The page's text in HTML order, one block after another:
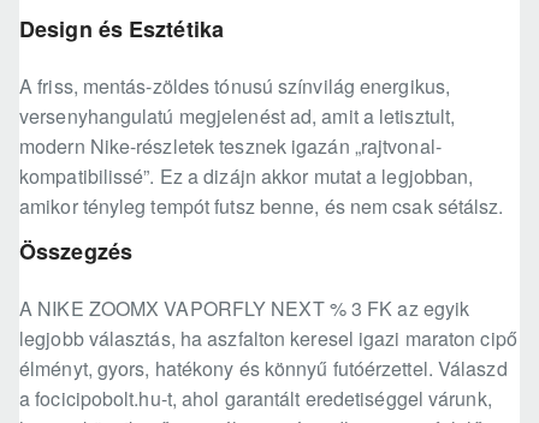
Design és Esztétika
A friss, mentás-zöldes tónusú színvilág energikus,
versenyhangulatú megjelenést ad, amit a letisztult,
modern Nike-részletek tesznek igazán „rajtvonal-
kompatibilissé”. Ez a dizájn akkor mutat a legjobban,
amikor tényleg tempót futsz benne, és nem csak sétálsz.
Összegzés
A NIKE ZOOMX VAPORFLY NEXT % 3 FK az egyik
legjobb választás, ha aszfalton keresel igazi maraton cipő
élményt, gyors, hatékony és könnyű futóérzettel. Válaszd
a focicipobolt.hu-t, ahol garantált eredetiséggel várunk,